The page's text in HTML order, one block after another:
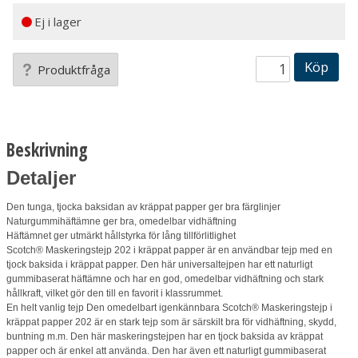
Ej i lager
Produktfråga Köp
Beskrivning
Detaljer
Den tunga, tjocka baksidan av kräppat papper ger bra färglinjer
Naturgummihäftämne ger bra, omedelbar vidhäftning
Häftämnet ger utmärkt hållstyrka för lång tillförlitlighet
Scotch® Maskeringstejp 202 i kräppat papper är en användbar tejp med en
tjock baksida i kräppat papper. Den här universaltejpen har ett naturligt
gummibaserat häftämne och har en god, omedelbar vidhäftning och stark
hållkraft, vilket gör den till en favorit i klassrummet.
En helt vanlig tejp Den omedelbart igenkännbara Scotch® Maskeringstejp i
kräppat papper 202 är en stark tejp som är särskilt bra för vidhäftning, skydd,
buntning m.m. Den här maskeringstejpen har en tjock baksida av kräppat
papper och är enkel att använda. Den har även ett naturligt gummibaserat